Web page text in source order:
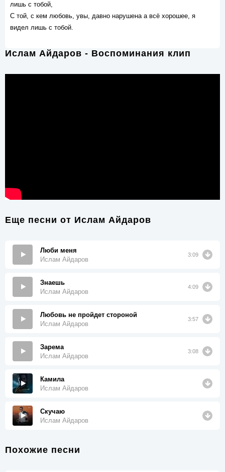
лишь с тобой,
С той, с кем любовь, увы, давно нарушена а всё хорошее, я
видел лишь с тобой.
Ислам Айдаров - Воспоминания клип
Еще песни от Ислам Айдаров
Люби меня
Ислам Айдаров
3:09
Знаешь
Ислам Айдаров
4:09
Любовь не пройдет стороной
Ислам Айдаров
3:57
Зарема
Ислам Айдаров
3:08
Камила
Ислам Айдаров
Скучаю
Ислам Айдаров
Похожие песни